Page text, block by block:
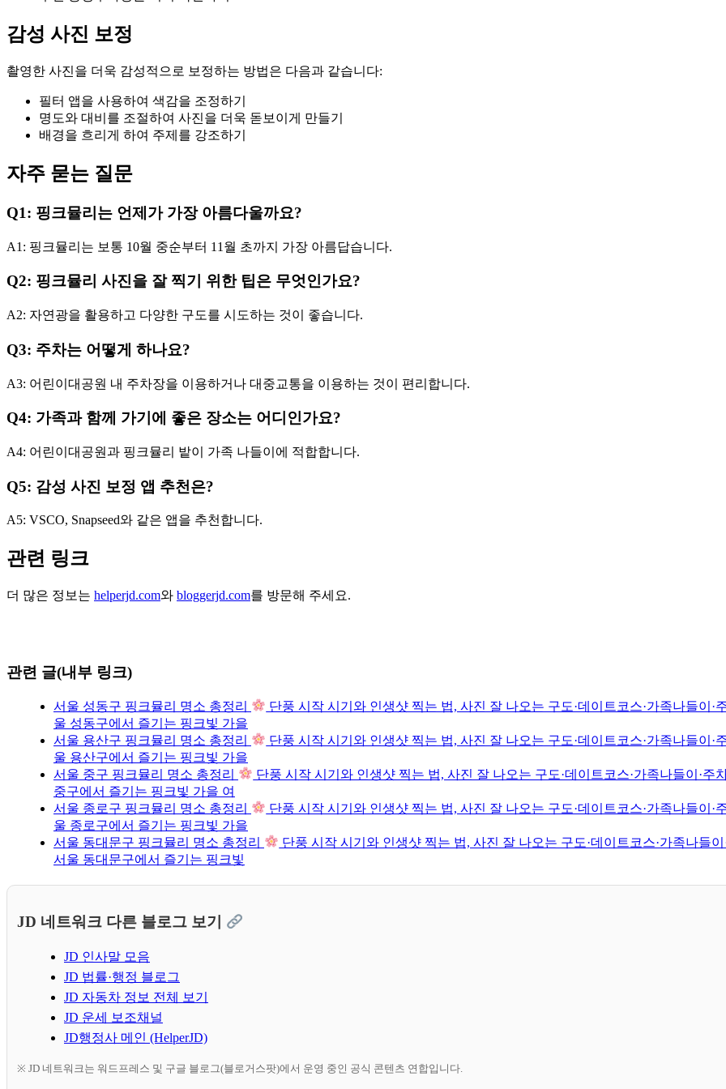
감성 사진 보정
촬영한 사진을 더욱 감성적으로 보정하는 방법은 다음과 같습니다:
필터 앱을 사용하여 색감을 조정하기
명도와 대비를 조절하여 사진을 더욱 돋보이게 만들기
배경을 흐리게 하여 주제를 강조하기
자주 묻는 질문
Q1: 핑크뮬리는 언제가 가장 아름다울까요?
A1: 핑크뮬리는 보통 10월 중순부터 11월 초까지 가장 아름답습니다.
Q2: 핑크뮬리 사진을 잘 찍기 위한 팁은 무엇인가요?
A2: 자연광을 활용하고 다양한 구도를 시도하는 것이 좋습니다.
Q3: 주차는 어떻게 하나요?
A3: 어린이대공원 내 주차장을 이용하거나 대중교통을 이용하는 것이 편리합니다.
Q4: 가족과 함께 가기에 좋은 장소는 어디인가요?
A4: 어린이대공원과 핑크뮬리 밭이 가족 나들이에 적합합니다.
Q5: 감성 사진 보정 앱 추천은?
A5: VSCO, Snapseed와 같은 앱을 추천합니다.
관련 링크
더 많은 정보는 helperjd.com와 bloggerjd.com를 방문해 주세요.
관련 글(내부 링크)
서울 성동구 핑크뮬리 명소 총정리
단풍 시작 시기와 인생샷 찍는 법, 사진 잘 나오는 구도·데이트코스·가족나들이
울 성동구에서 즐기는 핑크빛 가을
서울 용산구 핑크뮬리 명소 총정리
단풍 시작 시기와 인생샷 찍는 법, 사진 잘 나오는 구도·데이트코스·가족나들이
울 용산구에서 즐기는 핑크빛 가을
서울 중구 핑크뮬리 명소 총정리
단풍 시작 시기와 인생샷 찍는 법, 사진 잘 나오는 구도·데이트코스·가족나들이·
중구에서 즐기는 핑크빛 가을 여
서울 종로구 핑크뮬리 명소 총정리
단풍 시작 시기와 인생샷 찍는 법, 사진 잘 나오는 구도·데이트코스·가족나들이
울 종로구에서 즐기는 핑크빛 가을
서울 동대문구 핑크뮬리 명소 총정리
단풍 시작 시기와 인생샷 찍는 법, 사진 잘 나오는 구도·데이트코스·가족나들
서울 동대문구에서 즐기는 핑크빛
JD 네트워크 다른 블로그 보기
JD 인사말 모음
JD 법률·행정 블로그
JD 자동차 정보 전체 보기
JD 운세 보조채널
JD행정사 메인 (HelperJD)
※ JD 네트워크는 워드프레스 및 구글 블로그(블로거스팟)에서 운영 중인 공식 콘텐츠 연합입니다.